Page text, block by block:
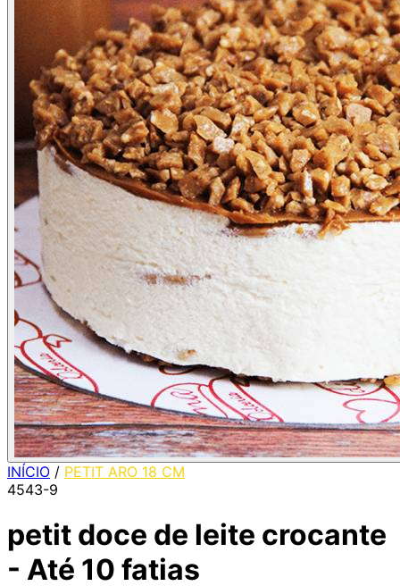
INÍCIO / PETIT ARO 18 CM
4543-9
petit doce de leite crocante
- Até 10 fatias